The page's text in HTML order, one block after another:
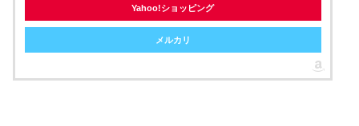
Yahoo!ショッピング
メルカリ